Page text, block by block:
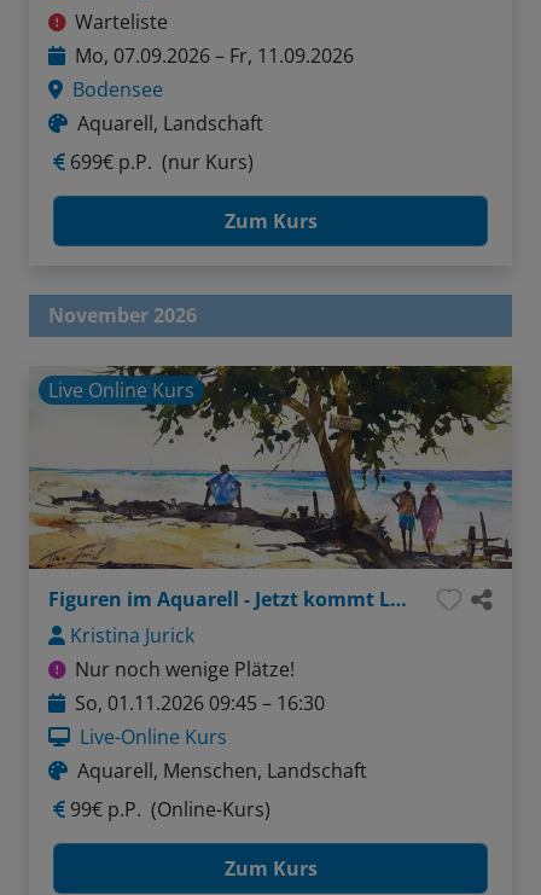
Warteliste
Mo, 07.09.2026 – Fr, 11.09.2026
Bodensee
Aquarell, Landschaft
699€ p.P. (nur Kurs)
Zum Kurs
November 2026
Live Online Kurs
Figuren im Aquarell - Jetzt kommt Leben ins Bild!
Kristina Jurick
Nur noch wenige Plätze!
So, 01.11.2026 09:45 – 16:30
Live-Online Kurs
Aquarell, Menschen, Landschaft
99€ p.P. (Online-Kurs)
Zum Kurs